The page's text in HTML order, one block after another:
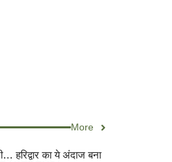
More
हरिद्वार का ये अंदाज बना